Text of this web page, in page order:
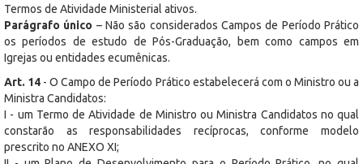
Termos de Atividade Ministerial ativos.
Parágrafo único – Não são considerados Campos de Período Prático
os períodos de estudo de Pós-Graduação, bem como campos em
Igrejas ou entidades ecumênicas.
Art. 14 - O Campo de Período Prático estabelecerá com o Ministro ou a
Ministra Candidatos:
I - um Termo de Atividade de Ministro ou Ministra Candidatos no qual
constarão as responsabilidades recíprocas, conforme modelo
prescrito no ANEXO XI;